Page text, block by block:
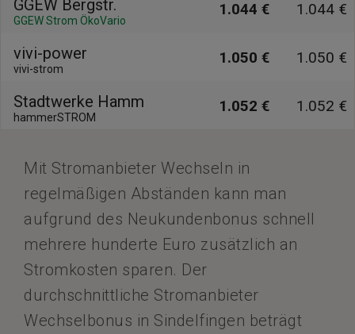
GGEW Bergstr.
GGEW Strom ÖkoVario
1.044 € 1.044 €
vivi-power
vivi-strom
1.050 € 1.050 €
Stadtwerke Hamm
hammerSTROM
1.052 € 1.052 €
Mit Stromanbieter Wechseln in
regelmäßigen Abständen kann man
aufgrund des Neukundenbonus schnell
mehrere hunderte Euro zusätzlich an
Stromkosten sparen. Der
durchschnittliche Stromanbieter
Wechselbonus in Sindelfingen beträgt